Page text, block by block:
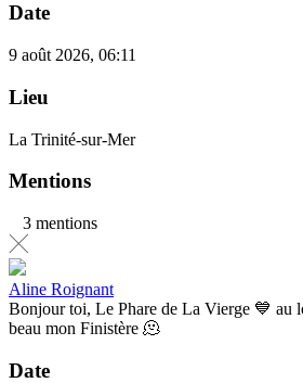
Date
9 août 2026, 06:11
Lieu
La Trinité-sur-Mer
Mentions
3 mentions
Aline Roignant
Bonjour toi, Le Phare de La Vierge 💙 au
beau mon Finistère 🫠
Date